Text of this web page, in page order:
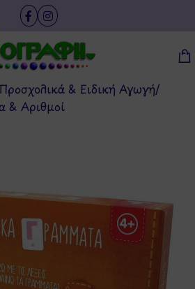
Προσχολικά & Ειδική Αγωγή/
& Αριθμοί